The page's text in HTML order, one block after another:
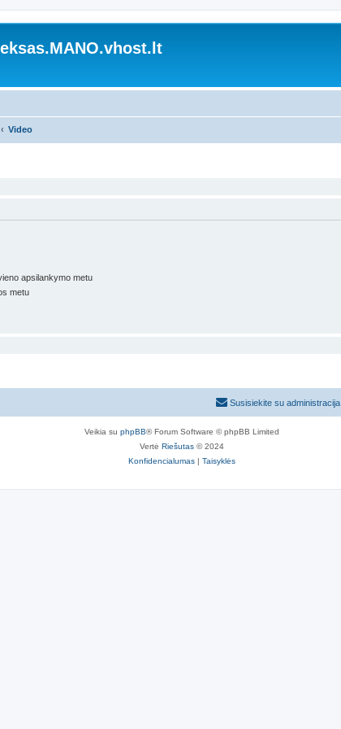
Video
apsilankymo metu
metu
Susisiekite su administracija
Veikia su phpBB® Forum Software © phpBB Limited
Vertė Riešutas © 2024
Konfidencialumas | Taisyklės